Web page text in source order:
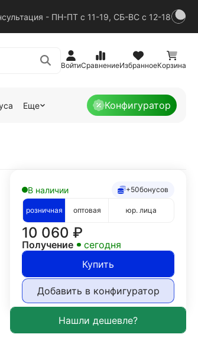
- ПН-ПТ с 11-19, СБ-ВС с 12-18
ВойтиСравнениеИзбранноеКорзина
Еще Конфигуратор
В наличии +50бонусов
розничная оптовая юр. лица
10 060 ₽
Получение
сегодня
Купить
Добавить в конфигуратор